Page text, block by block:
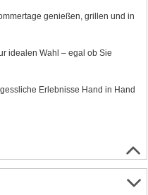
genießen, grillen und in
idealen Wahl – egal ob Sie
Erlebnisse Hand in Hand